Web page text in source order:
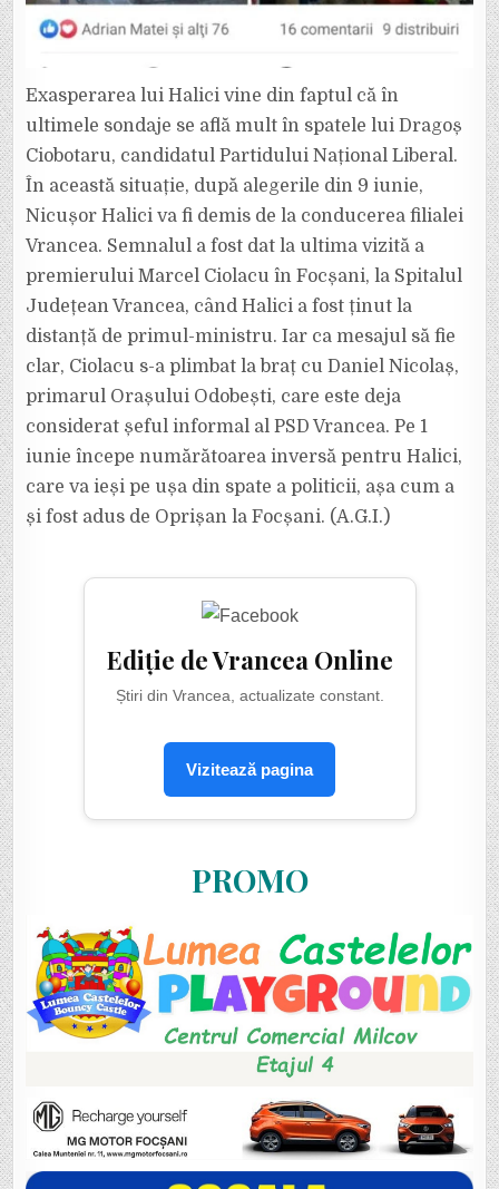
Exasperarea lui Halici vine din faptul că în
ultimele sondaje se află mult în spatele lui Dragoș
Ciobotaru, candidatul Partidului Național Liberal.
În această situație, după alegerile din 9 iunie,
Nicușor Halici va fi demis de la conducerea filialei
Vrancea. Semnalul a fost dat la ultima vizită a
premierului Marcel Ciolacu în Focșani, la Spitalul
Județean Vrancea, când Halici a fost ținut la
distanță de primul-ministru. Iar ca mesajul să fie
clar, Ciolacu s-a plimbat la braț cu Daniel Nicolaș,
primarul Orașului Odobești, care este deja
considerat șeful informal al PSD Vrancea. Pe 1
iunie începe numărătoarea inversă pentru Halici,
care va ieși pe ușa din spate a politicii, așa cum a
și fost adus de Oprișan la Focșani. (A.G.I.)
Ediție de Vrancea Online
Știri din Vrancea, actualizate constant.
Vizitează pagina
PROMO